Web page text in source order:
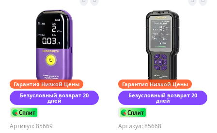
Гарантия Низкой Цены
Безусловный возврат 20
дней
Артикул: 85669
Гарантия Низкой Цены
Безусловный возврат 20
дней
Артикул: 85668